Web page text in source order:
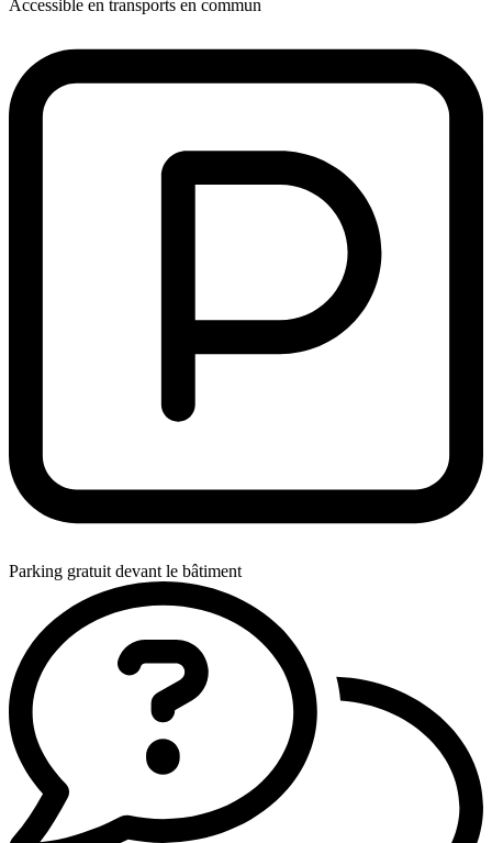
Accessible en transports en commun
Parking gratuit devant le bâtiment